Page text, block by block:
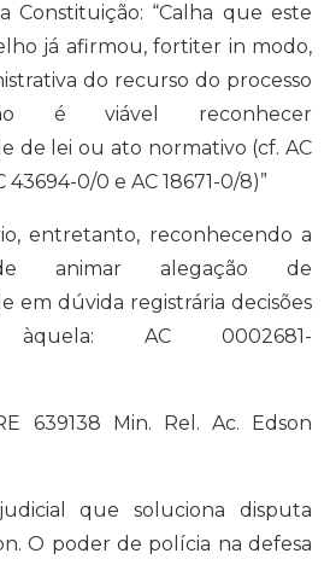
Constituição: “Calha que este
já afirmou, fortiter in modo,
do recurso do processo
é viável reconhecer
de lei ou ato normativo (cf. AC
43694-0/0 e AC 18671-0/8)”
entretanto, reconhecendo a
de animar alegação de
em dúvida registrária decisões
àquela: AC 0002681-
639138 Min. Rel. Ac. Edson
que soluciona disputa
O poder de polícia na defesa